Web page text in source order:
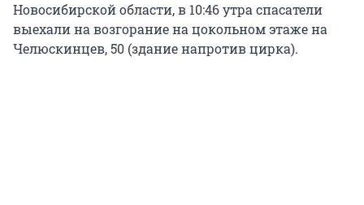
Новосибирской области, в 10:46 утра спасатели
выехали на возгорание на цокольном этаже на
Челюскинцев, 50 (здание напротив цирка).